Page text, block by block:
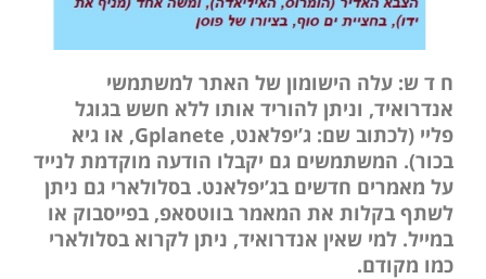
ח ד ש: עלה הישומון של האתר למשתמשי
אנדרואיד, וניתן להוריד אותו ללא חשש בגוגל
פליי (לכתוב שם: ג’יפלאנט, Gplanete, או גיא
בכור). המשתמשים גם יקבלו הודעה מוקדמת לנייד
על מאמרים חדשים בג’יפלאנט. בסלולארי גם ניתן
לשתף בקלות את המאמר בווטסאפ, בפייסבוק או
במייל. למי שאין אנדרואיד, ניתן לקרוא בסלולארי
כמו מקודם.